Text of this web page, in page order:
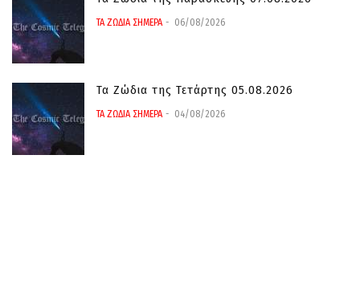
ΤΑ ΖΩΔΙΑ ΣΗΜΕΡΑ 06/08/2026
Τα Ζώδια της Τετάρτης 05.08.2026
ΤΑ ΖΩΔΙΑ ΣΗΜΕΡΑ 04/08/2026